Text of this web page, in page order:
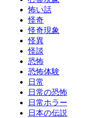
怖い話
怪奇
怪奇現象
怪異
怪談
恐怖
恐怖体験
日常
日常の恐怖
日常ホラー
日本の伝説